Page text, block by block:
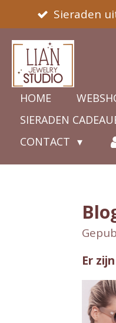
direct
naar
hoofdinhoud
Sieraden
HOME
SIERADEN
CONTACT
Er